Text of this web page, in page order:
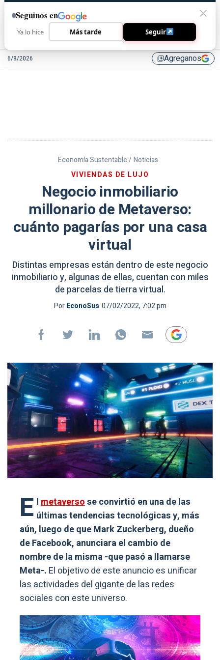
6/8/2026 library_addAgreganos
Economía Sustentable / Noticias
VIVIENDAS DE LUJO
Negocio inmobiliario
millonario de Metaverso:
cuánto pagarías por una casa
virtual
Distintas empresas están dentro de este negocio
inmobiliario y, algunas de ellas, cuentan con miles
de parcelas de tierra virtual.
PorEconoSus 07/02/2022, 7:02 pm
E lmetaversose convirtió en una de las
últimas tendencias tecnológicas y, más
aún, luego de que Mark Zuckerberg, dueño
de Facebook, anunciara el cambio de
nombre de la misma -que pasó a llamarse
Meta-. El objetivo de este anuncio es unificar
las actividades del gigante de las redes
sociales con este universo.
Seguinos en
Ya lo hice Más tarde Seguir